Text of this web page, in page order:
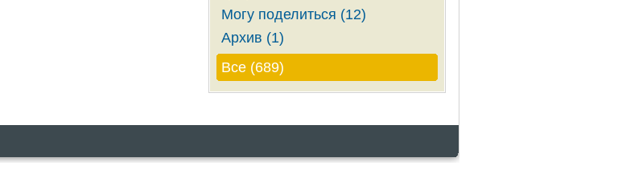
Могу поделиться (12)
Архив (1)
Все (689)